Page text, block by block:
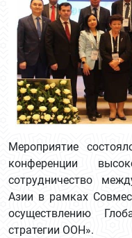
Мероприятие
конференции
сотрудничество
Азии в рамках
осуществлению
стратегии ООН».